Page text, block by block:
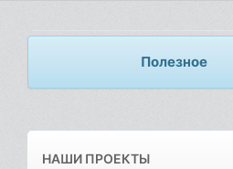
Полезное
НАШИ ПРОЕКТЫ